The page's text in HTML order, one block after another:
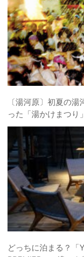
〔湯河原〕初夏の
った「湯かけまつり
どっちに泊まる？「